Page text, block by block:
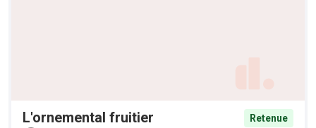
L'ornemental fruitier
Retenue